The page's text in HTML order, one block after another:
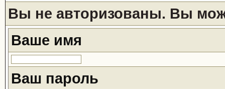
Вы не авторизованы. Вы
Ваше имя
Ваш пароль